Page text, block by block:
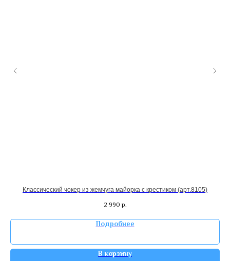
Классический чокер из жемчуга майорка с крестиком (арт.8105)
2 990 р.
Подробнее
В корзину